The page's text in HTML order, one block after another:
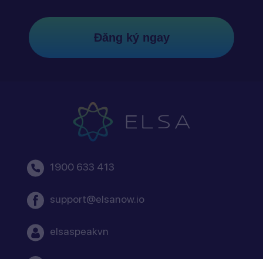
Đăng ký ngay
1900 633 413
support@elsanow.io
elsaspeakvn